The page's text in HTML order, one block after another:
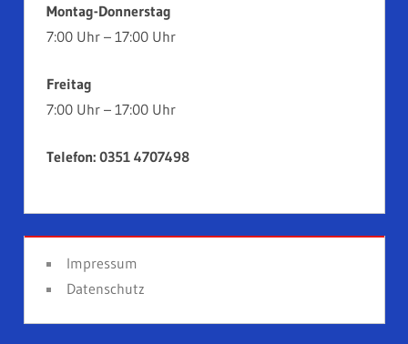
Montag-Donnerstag
7:00 Uhr – 17:00 Uhr
Freitag
7:00 Uhr – 17:00 Uhr
Telefon: 0351 4707498
Impressum
Datenschutz